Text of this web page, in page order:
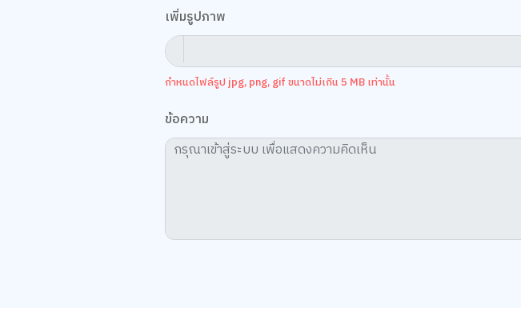
เพิ่มรูปภาพ
กำหนดไฟล์รูป jpg, png, gif ขนาดไม่เกิน 5 MB เท่านั้น
ข้อความ